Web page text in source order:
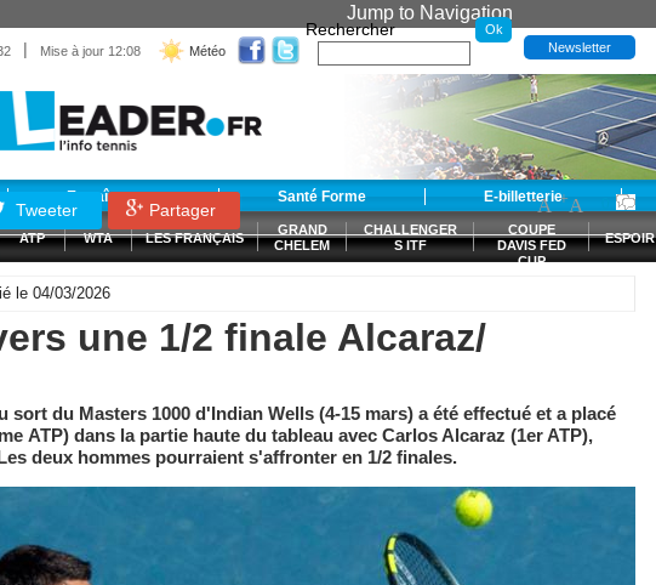
Jump to Navigation
| Mise à jour 12:08 Météo
Rechercher
Newsletter
Entraînement Santé Forme E-billetterie
ATP WTA LES FRANÇAIS
GRAND
CHELEM
CHALLENGER
S ITF
COUPE
DAVIS FED
CUP
ESPOIR
Tweeter Partager
-A +A
le 04/03/2026
une 1/2 finale Alcaraz/
sort du Masters 1000 d'Indian Wells (4-15 mars) a été effectué et a placé
ATP) dans la partie haute du tableau avec Carlos Alcaraz (1er ATP),
deux hommes pourraient s'affronter en 1/2 finales.